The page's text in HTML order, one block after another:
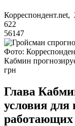
Корреспондент.net,
622
56147
Фото:
Кабмин
грн
Глава
условия
работающих